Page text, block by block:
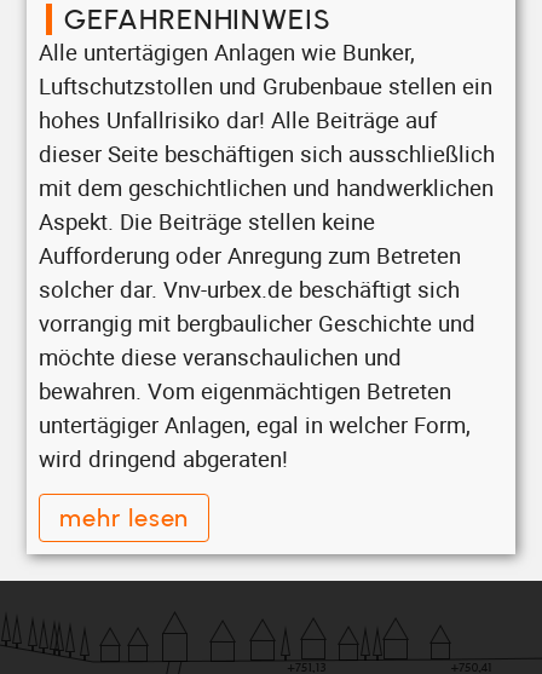
GEFAHRENHINWEIS
Alle untertägigen Anlagen wie Bunker,
Luftschutzstollen und Grubenbaue stellen ein
hohes Unfallrisiko dar! Alle Beiträge auf
dieser Seite beschäftigen sich ausschließlich
mit dem geschichtlichen und handwerklichen
Aspekt. Die Beiträge stellen keine
Aufforderung oder Anregung zum Betreten
solcher dar. Vnv-urbex.de beschäftigt sich
vorrangig mit bergbaulicher Geschichte und
möchte diese veranschaulichen und
bewahren. Vom eigenmächtigen Betreten
untertägiger Anlagen, egal in welcher Form,
wird dringend abgeraten!
mehr lesen